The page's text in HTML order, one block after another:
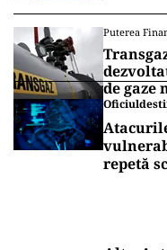
Puterea
de gaze
repetă